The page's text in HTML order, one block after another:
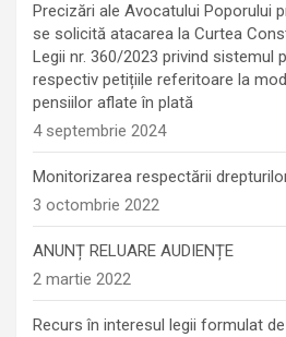
Precizări ale Avocatului Poporului
se solicită atacarea la Curtea
Legii nr. 360/2023 privind sistemul
respectiv petițiile referitoare la
pensiilor aflate în plată
4 septembrie 2024
Monitorizarea respectării
3 octombrie 2022
ANUNȚ RELUARE AUDIENȚE
2 martie 2022
Recurs în interesul legii formulat